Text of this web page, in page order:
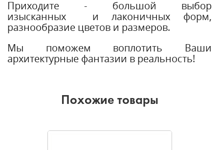
Приходите - большой выбор
изысканных и лаконичных форм,
разнообразие цветов и размеров.
Мы поможем воплотить Ваши
архитектурные фантазии в реальность!
Похожие товары